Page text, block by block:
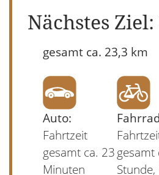
Nächstes
gesamt ca. 23,3 km
Auto:
Fahrtzeit
gesamt ca. 23
Minuten
gesamt
Stunde,